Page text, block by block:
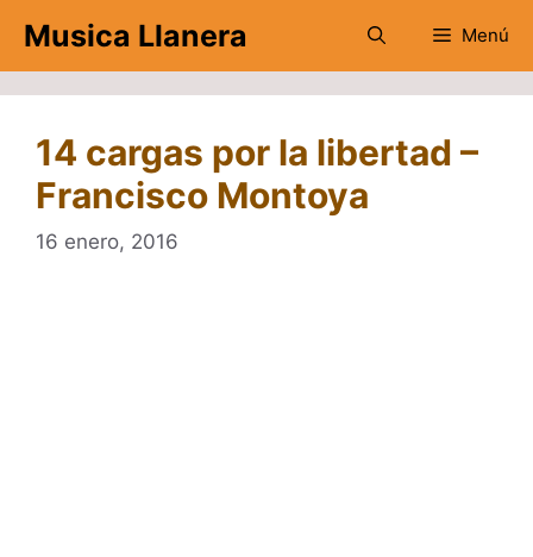
contenido
Musica Llanera Menú
14 cargas por la libertad –
Francisco Montoya
16 enero, 2016